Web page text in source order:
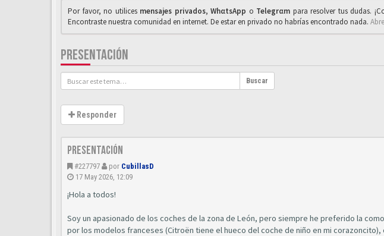
Por favor, no utilices mensajes privados,WhαtsApp o Telegrαm para resolver tus dudas.
Encontraste nuestra comunidad en internet. De estar en privado no habrías encontrado nada.
PRESENTACIÓN
Buscar
Responder
Presentación
#227797 por CubillasD
17 May 2026, 12:09
¡Hola a todos!
Soy un apasionado de los coches de la zona de León, pero siempre he preferido la
por los modelos franceses (Citroën tiene el hueco del coche de niño en mi